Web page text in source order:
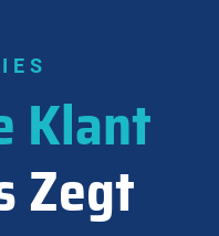
Klant
Zegt